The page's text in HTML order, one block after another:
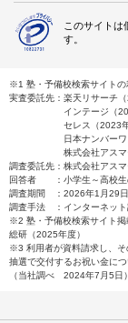
このサイトは
す。
※1 塾・予備校検索サイト
実査委託先：楽天リサーチ
インテージ（
セレス（2023
日本ナンバー
株式会社アス
調査委託先：株式会社アスマ
回答者 ：小学生～高校生
調査期間 ：2026年1月29日
調査手法 ：インターネット
※2 塾・予備校検索サイト掲
総研（2025年度）
※3 利用者が資料請求し、そ
抽選で交付するお祝い金に
（当社調べ 2024年7月5日）